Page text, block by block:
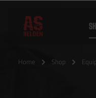
Home Shop